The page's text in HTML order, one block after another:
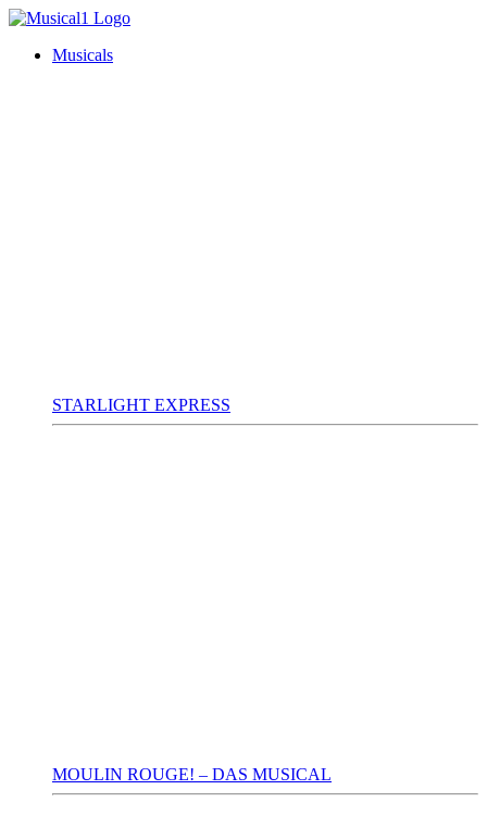
Musicals
STARLIGHT EXPRESS
MOULIN ROUGE! – DAS MUSICAL